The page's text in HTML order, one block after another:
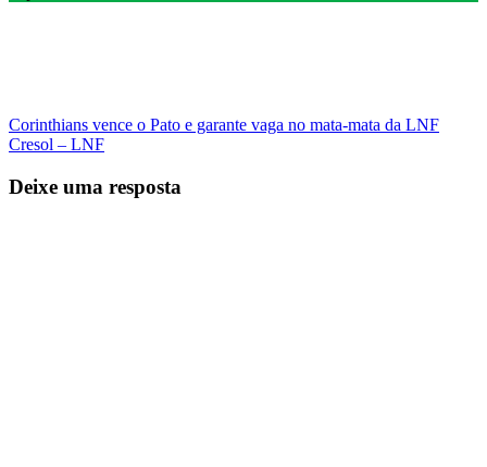
Corinthians vence o Pato e garante vaga no mata-mata da LNF
Cresol – LNF
Deixe uma resposta